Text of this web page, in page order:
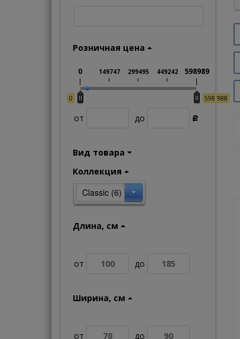
Розничная цена
0 598 988
0 149747 299495 449242 598989
от до Р
Вид товара
Коллекция
Classic (6)
Длина, см
от до
Ширина, см
от до